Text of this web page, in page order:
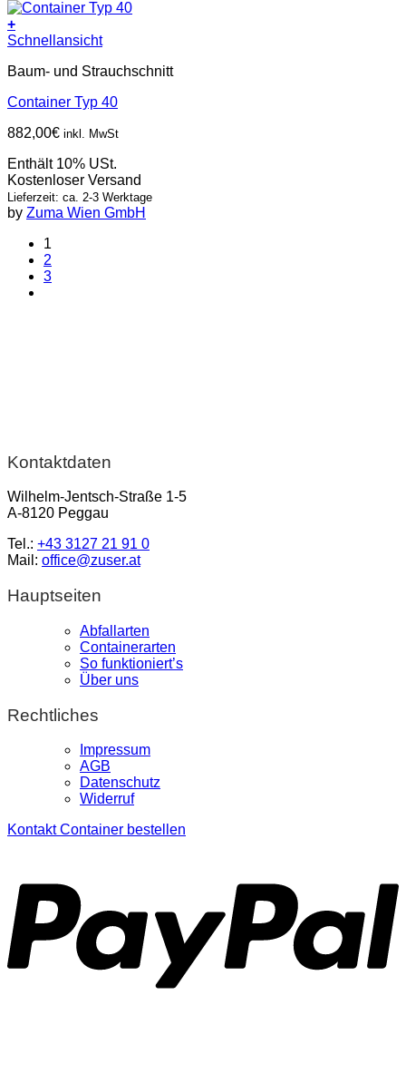
+
Schnellansicht
Baum- und Strauchschnitt
Container Typ 40
882,00€ inkl. MwSt
Enthält 10% USt.
Kostenloser Versand
Lieferzeit: ca. 2-3 Werktage
by Zuma Wien GmbH
1
2
3
Kontaktdaten
Wilhelm-Jentsch-Straße 1-5
A-8120 Peggau
Tel.: +43 3127 21 91 0
Mail: office@zuser.at
Hauptseiten
Abfallarten
Containerarten
So funktioniert’s
Über uns
Rechtliches
Impressum
AGB
Datenschutz
Widerruf
Kontakt Container bestellen